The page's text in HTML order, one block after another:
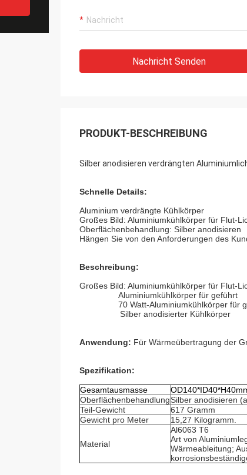
Nachricht Senden
PRODUKT-BESCHREIBUNG
Silber anodisieren verdrängten
Schnelle Details:
Aluminium verdrängte Kühlkörper
Großes Bild: Aluminiumkühlkörper für Flut-
Oberflächenbehandlung: Silber anodisieren
Hängen Sie von den Anforderungen des
Beschreibung:
Großes Bild: Aluminiumkühlkörper für Flut-
Aluminiumkühlkörper für geführt
70 Watt-Aluminiumkühlkörper
Silber anodisierter Kühlkörper
Anwendung: Für Wärmeübertragung der
Spezifikation:
Gesamtausmasse
OberflächenbehandlungSilber anodisieren
Teil-Gewicht
617 Gramm
Gewicht pro Meter
15,27 Kilogramm.
Material
Al6063 T6
Art von
Wärmeableitung;